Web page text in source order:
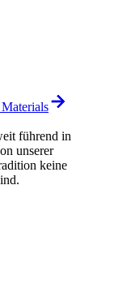
führend in
unserer
keine